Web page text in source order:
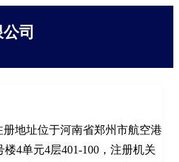
司
地址位于河南省郑州市航空港
楼4单元4层401-100，注册机关